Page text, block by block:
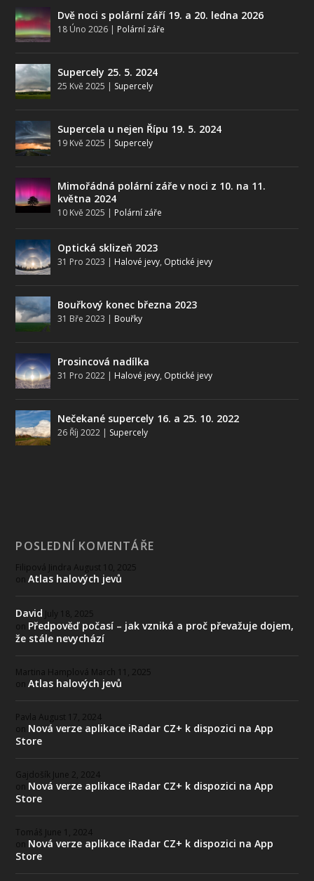
Dvě noci s polární září 19. a 20. ledna 2026
18 Úno 2026 | Polární záře
Supercely 25. 5. 2024
25 Kvě 2025 | Supercely
Supercela u nejen Řípu 19. 5. 2024
19 Kvě 2025 | Supercely
Mimořádná polární záře v noci z 10. na 11.
května 2024
10 Kvě 2025 | Polární záře
Optická sklizeň 2023
31 Pro 2023 | Halové jevy, Optické jevy
Bouřkový konec března 2023
31 Bře 2023 | Bouřky
Prosincová nadílka
31 Pro 2022 | Halové jevy, Optické jevy
Nečekané supercely 16. a 25. 10. 2022
26 Říj 2022 | Supercely
POSLEDNÍ KOMENTÁŘE
Filipová Jindra August 10, 2025
onAtlas halových jevů
David July 18, 2025
on Předpověď počasí – jak vzniká a proč převažuje dojem,
že stále nevychází
Martina Hamplová March 11, 2025
onAtlas halových jevů
Pavla August 17, 2024
on Nová verze aplikace iRadar CZ+ k dispozici na App
Store
Gajdošík June 2, 2024
on Nová verze aplikace iRadar CZ+ k dispozici na App
Store
Tomáš
June 1, 2024
on Nová verze aplikace iRadar CZ+ k dispozici na App
Store